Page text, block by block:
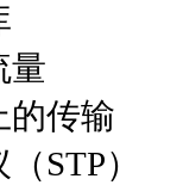
量
的传输
STP）